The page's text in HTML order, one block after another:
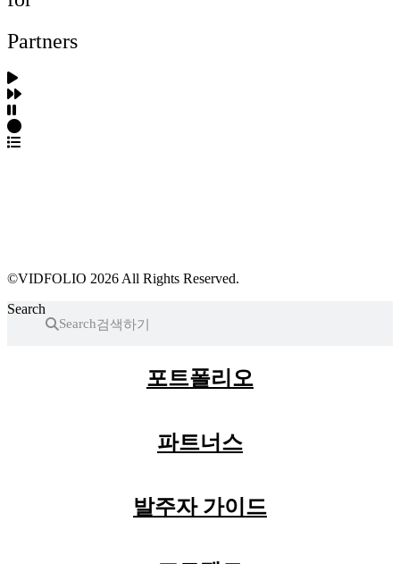
Partners
©VIDFOLIO 2026 All Rights Reserved.
Search
Search
포트폴리오
파트너스
발주자 가이드